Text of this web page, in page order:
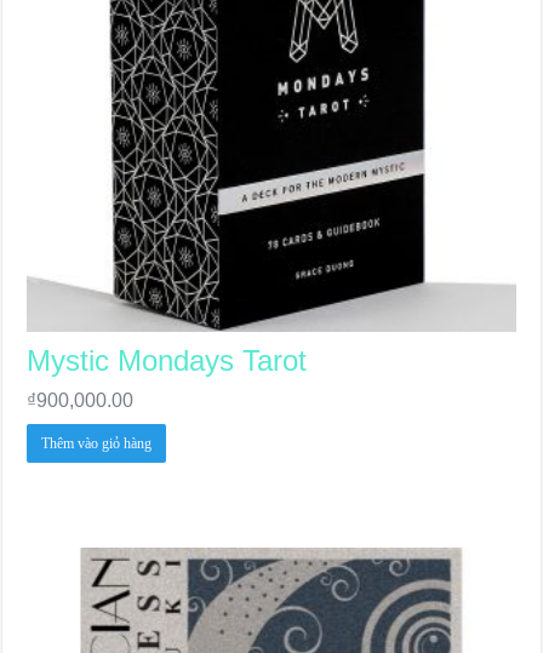
Journey Of Love Oracle – Lá Số 65: The Breaking
Mystic Mondays Tarot
₫900,000.00
Thêm vào giỏ hàng